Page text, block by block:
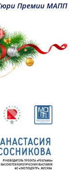
Премии МАПП